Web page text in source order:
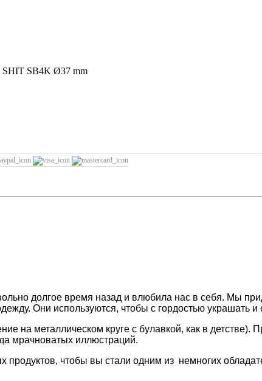
SHIT SB4K Ø37 mm
долгое время назад и влюбила нас в себя. Мы
Они используются, чтобы с гордостью украшать
на металлическом круге с булавкой, как в детстве).
мрачноватых иллюстраций.
чтобы вы стали одним из немногих